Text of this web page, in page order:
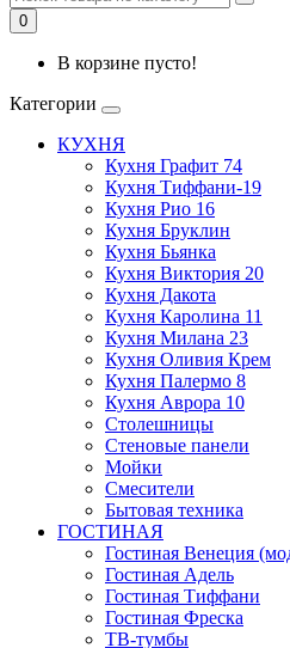
0
В корзине пусто!
Категории
КУХНЯ
Кухня Графит 74
Кухня Тиффани-19
Кухня Рио 16
Кухня Бруклин
Кухня Бьянка
Кухня Виктория 20
Кухня Дакота
Кухня Каролина 11
Кухня Милана 23
Кухня Оливия Крем
Кухня Палермо 8
Кухня Аврора 10
Столешницы
Стеновые панели
Мойки
Смесители
Бытовая техника
ГОСТИНАЯ
Гостиная Венеция
Гостиная Адель
Гостиная Тиффани
Гостиная Фреска
ТВ-тумбы